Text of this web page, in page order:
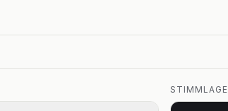
STIMMLAGE